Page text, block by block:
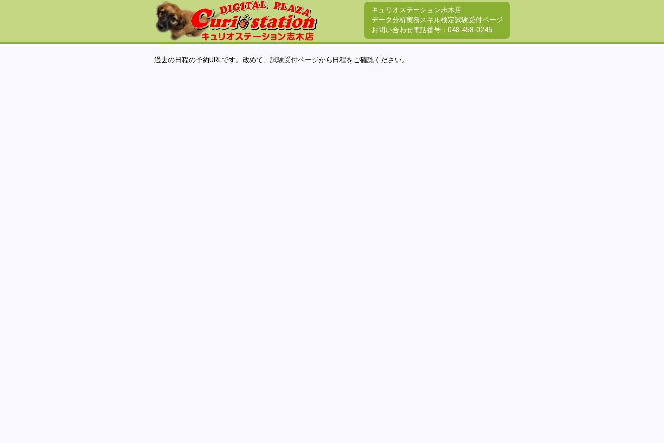
キュリオステーション志木店
データ分析実務スキル検定試験受付ページ
お問い合わせ電話番号： 048-458-0245
過去の日程の予約URLです。改めて、 試験受付ページから日程をご確認ください。